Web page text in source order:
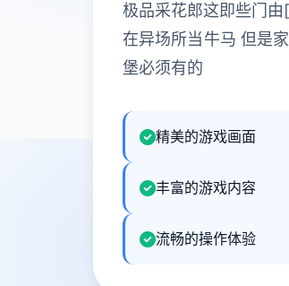
极品采花郎这即些门
在异场所当牛马 但是
堡必须有的
精美的游戏画面
丰富的游戏内容
流畅的操作体验